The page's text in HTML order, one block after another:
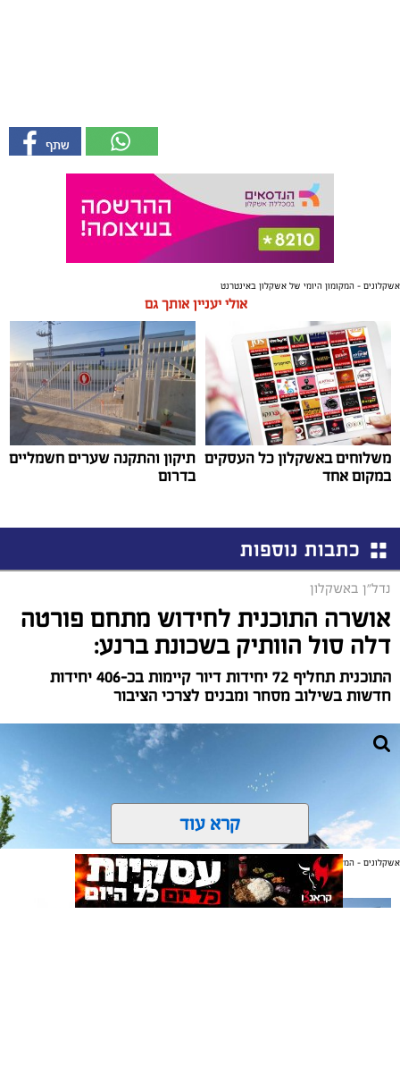
אשקלונים - המקומון היומי של אשקלון באינטרנט
אולי יעניין אותך גם
משלוחים באשקלון כל העסקים
במקום אחד
תיקון והתקנה שערים חשמליים
בדרום
כתבות נוספות
נדל"ן באשקלון
אושרה התוכנית לחידוש מתחם פורטה
דלה סול הוותיק בשכונת ברנע:
התוכנית תחליף 72 יחידות דיור קיימות בכ-406 יחידות
חדשות בשילוב מסחר ומבנים לצרכי הציבור
קרא עוד
אשקלונים - המקומון היומי של אשקלון באינטרנט
אולי יעניין אותך גם